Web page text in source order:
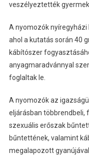
veszélyeztették
A nyomozók
ahol a kutatás során 40
kábítószer
anyagmaradvánnyal
foglaltak le.
A nyomozók az
eljárásban
szexuális erőszak
bűntettének, valamint
megalapozott